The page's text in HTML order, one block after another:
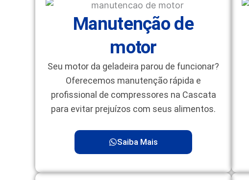
Manutenção de
motor
Seu motor da geladeira parou de funcionar?
Oferecemos manutenção rápida e
profissional de compressores na Cascata
para evitar prejuízos com seus alimentos.
Saiba Mais